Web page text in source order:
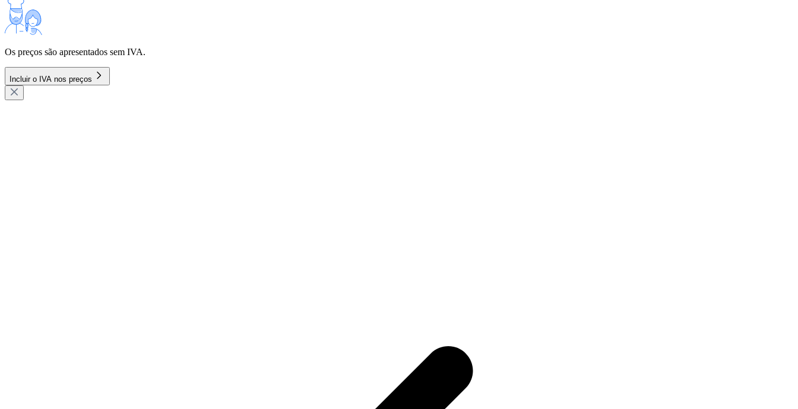
Os preços são apresentados sem IVA.
Incluir o IVA nos preços